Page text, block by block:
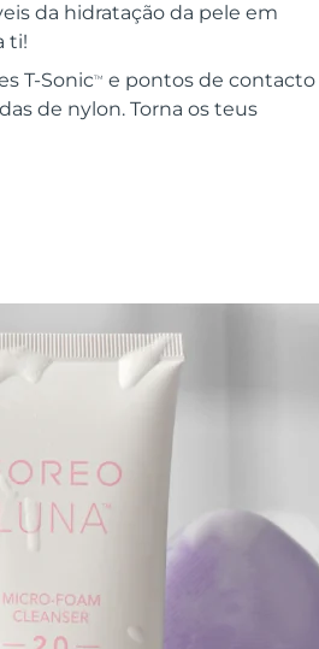
da hidratação da pele em
ti!
T-SonicTM
e pontos de contacto
de nylon. Torna os teus